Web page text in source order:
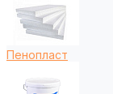
Пенопласт